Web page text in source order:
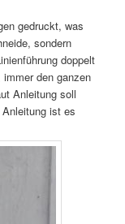
gedruckt, was
sondern
doppelt
den ganzen
Anleitung soll
ist es